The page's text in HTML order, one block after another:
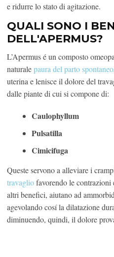
e ridurre lo stato di agitazione.
QUALI SONO I
DELL'APERMUS?
L’Apermus é un composto
naturalepaura del parto spontaneo
uterina e lenisce il dolore del
dalle piante di cui si compone di:
Caulophyllum
Pulsatilla
Cimicifuga
Queste servono a alleviare i
travagliofavorendo le
altri benefici, aiutano ad
agevolando cosí la dilatazione
diminuendo, quindi, il dolore